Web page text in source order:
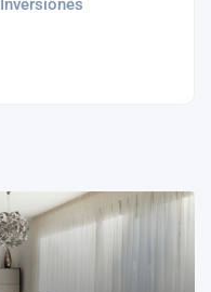
Inversiones